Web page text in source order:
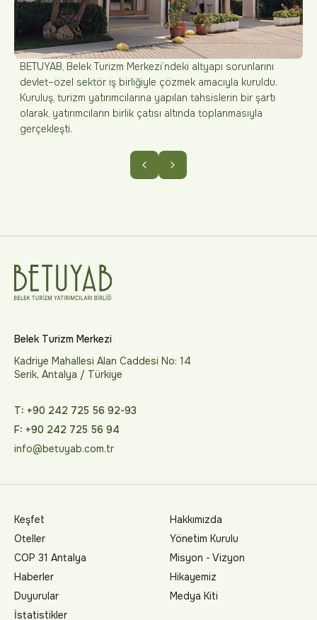
BETUYAB, Belek Turizm Merkezi’ndeki altyapı sorunlarını
devlet–özel sektör iş birliğiyle çözmek amacıyla kuruldu.
Kuruluş, turizm yatırımcılarına yapılan tahsislerin bir şartı
olarak, yatırımcıların birlik çatısı altında toplanmasıyla
gerçekleşti.
Belek Turizm Merkezi
Kadriye Mahallesi Alan Caddesi No: 14
Serik, Antalya / Türkiye
T: +90 242 725 56 92-93
F: +90 242 725 56 94
info@betuyab.com.tr
Keşfet
Oteller
COP 31 Antalya
Haberler
Duyurular
İstatistikler
Hakkımızda
Yönetim Kurulu
Misyon - Vizyon
Hikayemiz
Medya Kiti